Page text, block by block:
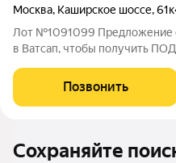
Москва, Каширское шоссе,
Лот №1091099 Предложение
в Ватсап, чтобы получить
блок в транспортно-
61к4с1. Площадь 1 199,1 м.
Позвонить
Сохраняйте